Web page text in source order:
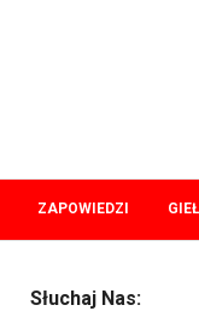
ZAPOWIEDZI
Słuchaj Nas: